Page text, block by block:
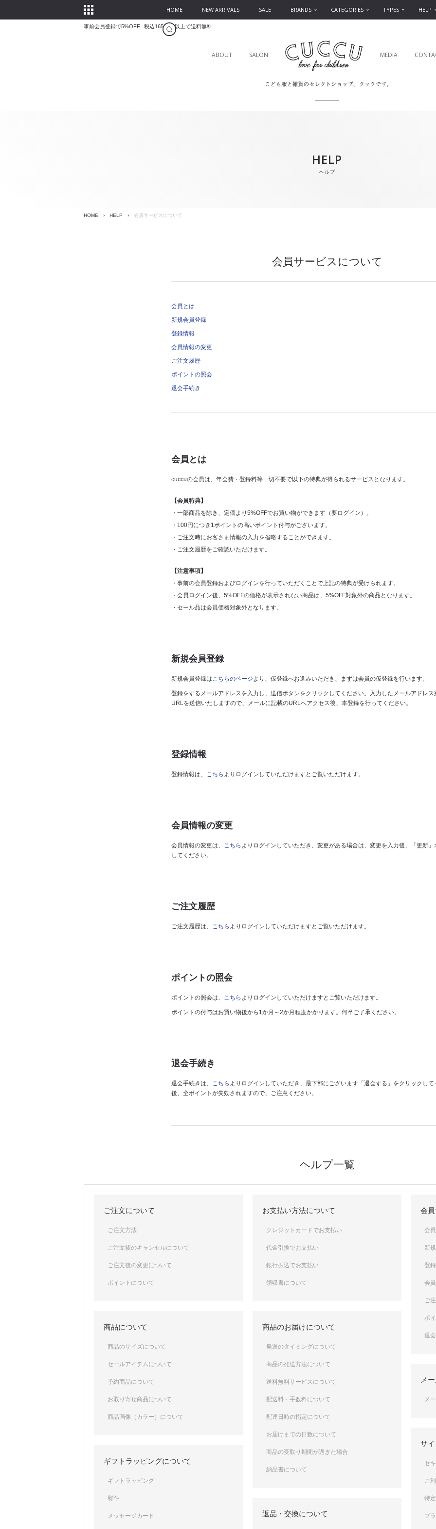
HOME NEW ARRIVALS SALE BRANDS CATEGORIES TYPES HELP
事前会員登録で5%OFF 税込16500円以上で送料無料
ABOUT SALON MEDIA
HELP
ヘルプ
HOME › HELP › 会員サービスについて
会員サービスについて
会員とは
新規会員登録
登録情報
会員情報の変更
ご注文履歴
ポイントの照会
退会手続き
会員とは
cuccuの会員は、年会費・登録料等一切不要で以下の特典が得られるサービスとなります。
【会員特典】
一部商品を除き、定価より5%OFFでお買い物ができます（要ログイン）。
100円につき1ポイントの高いポイント付与がございます。
ご注文時にお客さま情報の入力を省略することができます。
ご注文履歴をご確認いただけます。
【注意事項】
事前の会員登録およびログインを行っていただくことで上記の特典が受けられます。
会員ログイン後、5%OFFの価格が表示されない商品は、5%OFF対象外の商品となります。
セール品は会員価格対象外となります。
新規会員登録
新規会員登録はこちらのページより、仮登録へお進みいただき、まずは会員の仮登録を行います。
登録をするメールアドレスを入力し、送信ボタンをクリックしてください。入力したメールアドレス
URLを送信いたしますので、メールに記載のURLへアクセス後、本登録を行ってください。
登録情報
登録情報は、 こちら よりログインしていただけますとご覧いただけます。
会員情報の変更
会員情報の変更は、 こちら よりログインしていただき、変更がある場合は、変更を入力後、「更新」
してください。
ご注文履歴
ご注文履歴は、 こちら よりログインしていただけますとご覧いただけます。
ポイントの照会
ポイントの照会は、 こちら よりログインしていただけますとご覧いただけます。
ポイントの付与はお買い物後から1か月～2か月程度かかります。何卒ご了承ください。
退会手続き
退会手続きは、 こちら よりログインしていただき、最下部にございます「退会する」をクリックし
後、全ポイントが失効されますので、ご注意ください。
ヘルプ一覧
ご注文について
ご注文方法
ご注文後のキャンセルについて
ご注文後の変更について
ポイントについて
商品について
商品のサイズについて
セールアイテムについて
予約商品について
お取り寄せ商品について
商品画像（カラー）について
ギフトラッピングについて
ギフトラッピング
熨斗
メッセージカード
お支払い方法について
クレジットカードでお支払い
代金引換でお支払い
銀行振込でお支払い
領収書について
商品のお届けについて
発送のタイミングについて
商品の発送方法について
送料無料サービスについて
配送料・手数料について
配達日時の指定について
お届けまでの日数について
商品の受取り期間が過ぎた場合
納品書について
返品・交換について
会
会
新
登
会
ご
ポ
退
メ
メ
サ
セ
ご
特
プ